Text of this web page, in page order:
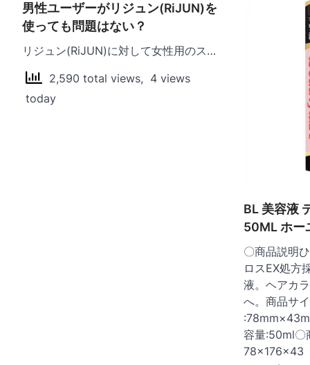
ー
シ
ョ
ン
男性ユーザーがリジュン(RiJUN)を
使っても問題はない？
リジュン(RiJUN)に対して女性用のス…
2,590 total views, 4 views
today
BL 美容液
50ML ホー
〇商品説明
ロスEX処方
液。ヘアカ
へ。商品サ
容量:50ml〇
78×176×43